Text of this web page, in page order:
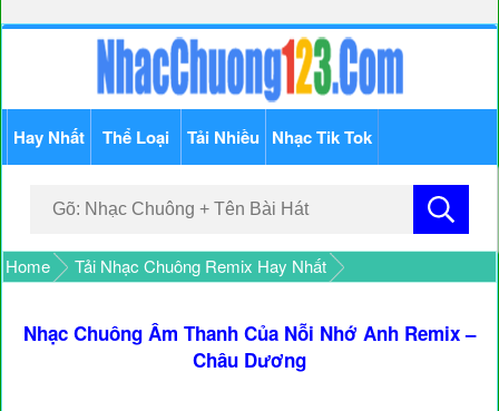
Hay Nhất Thể Loại Tải Nhiều Nhạc Tik Tok
Home Tải Nhạc Chuông Remix Hay Nhất
Nhạc Chuông Âm Thanh Của Nỗi Nhớ Anh Remix –
Châu Dương